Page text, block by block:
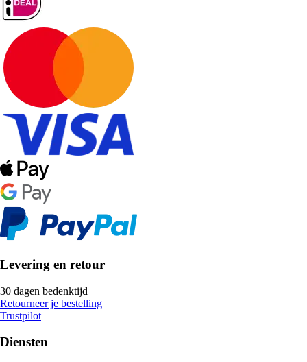
Levering en retour
30 dagen bedenktijd
Retourneer je bestelling
Trustpilot
Diensten